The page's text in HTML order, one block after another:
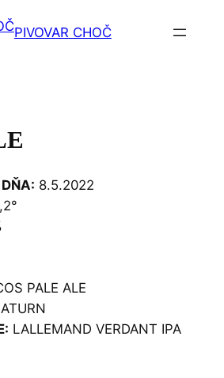
PIVOVAR CHOČ
8.5.2022
PALE ALE
LALLEMAND VERDANT IPA